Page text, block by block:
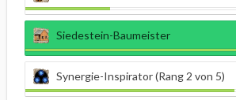
Siedestein-Baumeister
Synergie-Inspirator (Rang 2 von 5)